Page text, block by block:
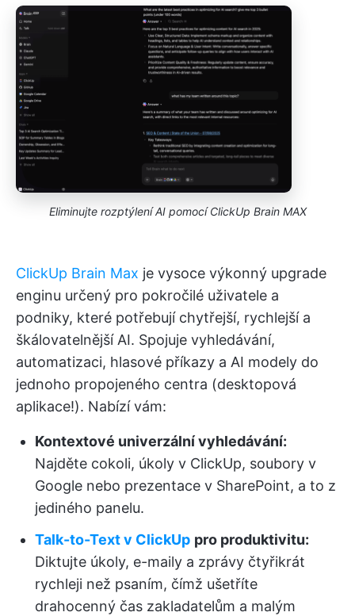
Eliminujte rozptýlení AI pomocí ClickUp Brain MAX
ClickUp Brain Max je vysoce výkonný upgrade
enginu určený pro pokročilé uživatele a
podniky, které potřebují chytřejší, rychlejší a
škálovatelnější AI. Spojuje vyhledávání,
automatizaci, hlasové příkazy a AI modely do
jednoho propojeného centra (desktopová
aplikace!). Nabízí vám:
Kontextové univerzální vyhledávání:
Najděte cokoli, úkoly v ClickUp, soubory v
Google nebo prezentace v SharePoint, a to z
jediného panelu.
Talk-to-Text v ClickUp pro produktivitu:
Diktujte úkoly, e-maily a zprávy čtyřikrát
rychleji než psaním, čímž ušetříte
drahocenný čas zakladatelům a malým